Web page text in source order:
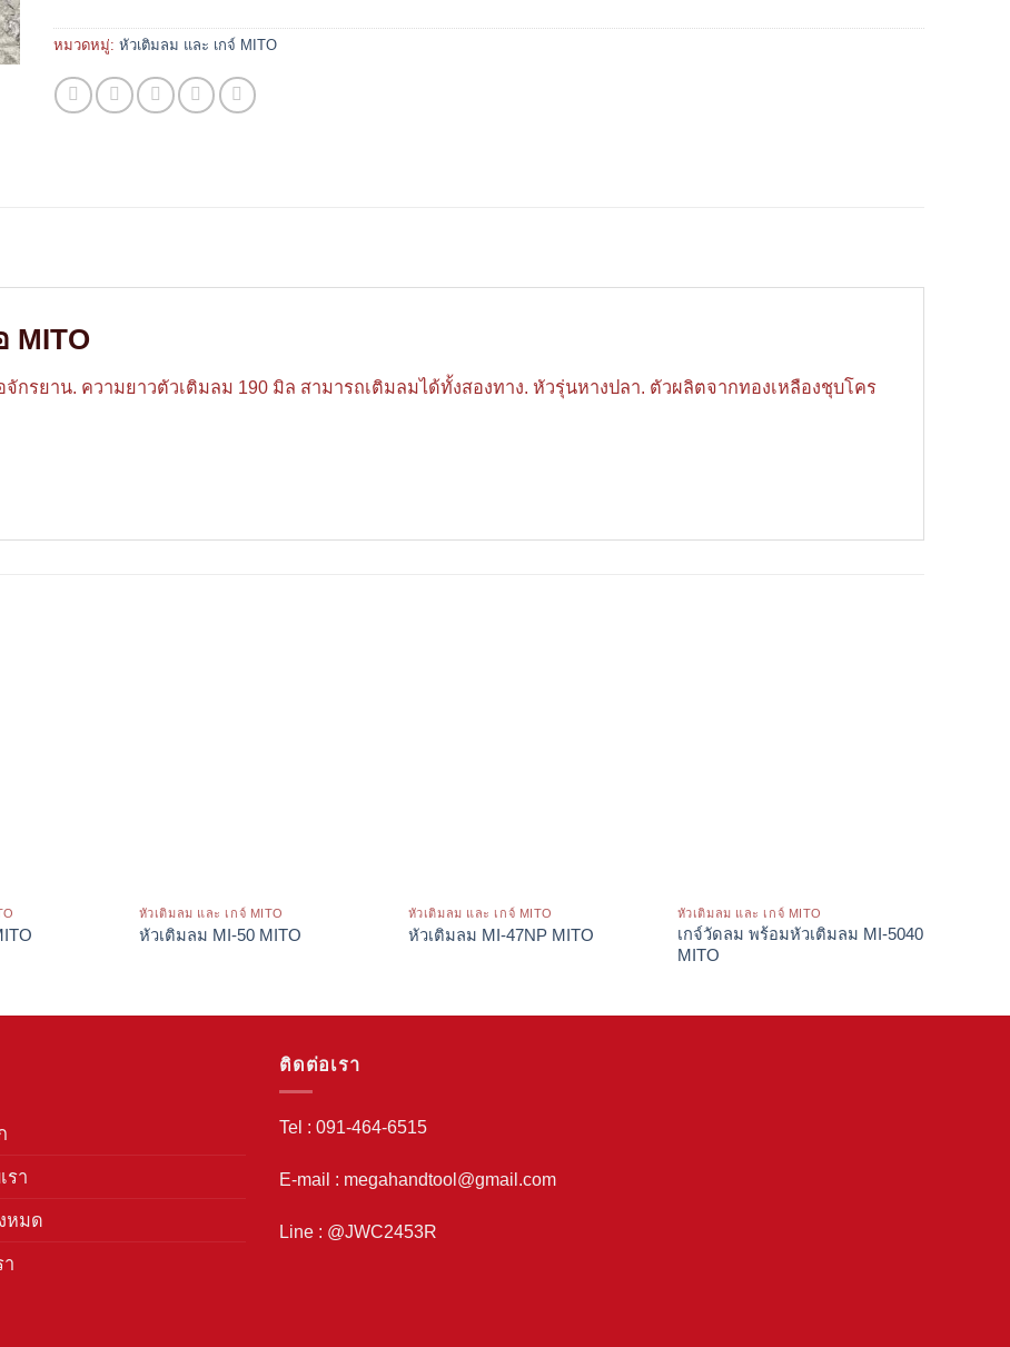
หมวดหมู่: หัวเติมลม และ เกจ์ MITO
MITO
กรยาน. ความยาวตัวเติมลม 190 มิล สามารถเติมลมได้ทั้งสองทาง. หัวรุ่นหางปลา. ตัวผลิตจากทองเหลืองชุบโคร
หัวเติมลม และ เกจ์ MITO
หัวเติมลม MI-50 MITO
หัวเติมลม และ เกจ์ MITO
หัวเติมลม MI-47NP MITO
หัวเติมลม และ เกจ์ MITO
เกจ์วัดลม พร้อมหัวเติมลม MI-5040
MITO
รา
หมด
ติดต่อเรา
Tel : 091-464-6515
E-mail : megahandtool@gmail.com
Line : @JWC2453R